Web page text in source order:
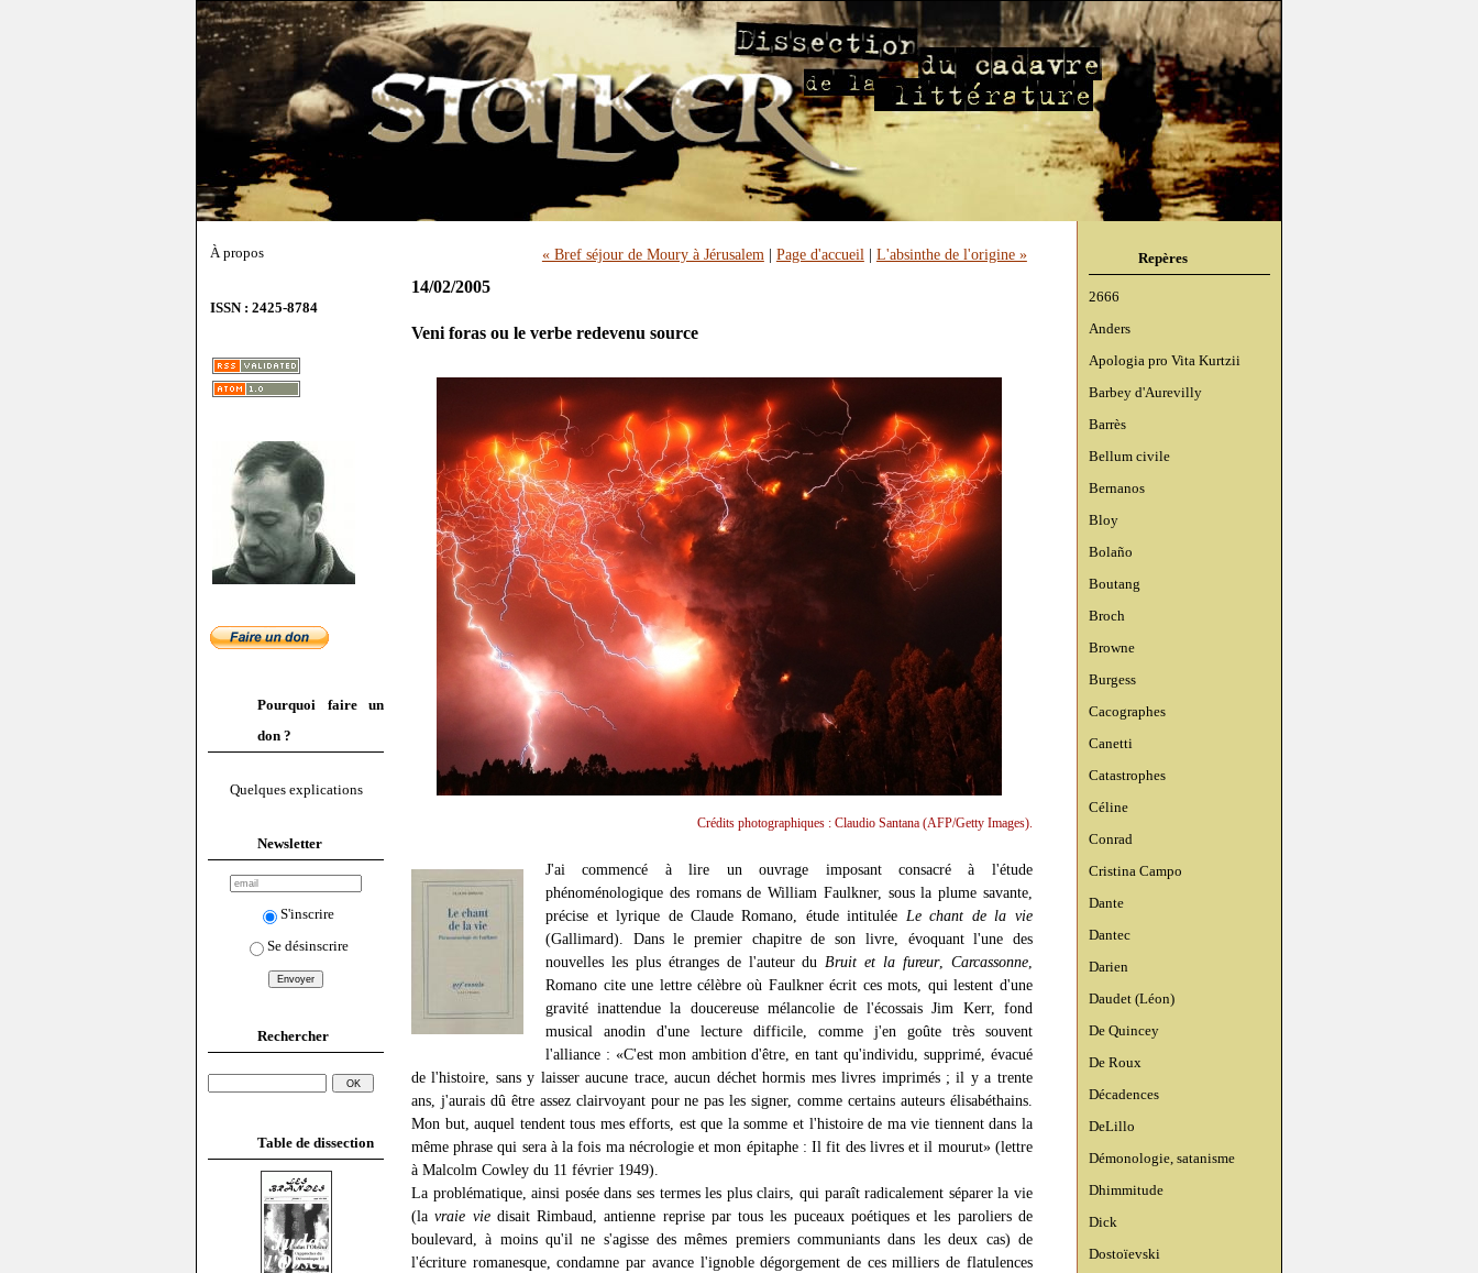
À propos
ISSN : 2425-8784
Pourquoi faire un
don ?
Quelques explications
Newsletter
S'inscrire
Se désinscrire
Rechercher
Table de dissection
Repères
2666
Anders
Apologia pro Vita Kurtzii
Barbey d'Aurevilly
Barrès
Bellum civile
Bernanos
Bloy
Bolaño
Boutang
Broch
Browne
Burgess
Cacographes
Canetti
Catastrophes
Céline
Conrad
Cristina Campo
Dante
Dantec
Darien
Daudet (Léon)
De Quincey
De Roux
Décadences
DeLillo
Démonologie, satanisme
Dhimmitude
Dick
Dostoïevski
« Bref séjour de Moury à Jérusalem | Page d'accueil | L'absinthe de l'origine »
14/02/2005
Veni foras ou le verbe redevenu source
Crédits photographiques : Claudio Santana (AFP/Getty Images).
J'ai commencé à lire un ouvrage imposant consacré à l'étude
phénoménologique des romans de William Faulkner, sous la plume savante,
précise et lyrique de Claude Romano, étude intitulée Le chant de la vie
(Gallimard). Dans le premier chapitre de son livre, évoquant l'une des
nouvelles les plus étranges de l'auteur du Bruit et la fureur, Carcassonne,
Romano cite une lettre célèbre où Faulkner écrit ces mots, qui lestent d'une
gravité inattendue la doucereuse mélancolie de l'écossais Jim Kerr, fond
musical anodin d'une lecture difficile, comme j'en goûte très souvent
l'alliance : «C'est mon ambition d'être, en tant qu'individu, supprimé, évacué
de l'histoire, sans y laisser aucune trace, aucun déchet hormis mes livres imprimés ; il y a trente
ans, j'aurais dû être assez clairvoyant pour ne pas les signer, comme certains auteurs élisabéthains.
Mon but, auquel tendent tous mes efforts, est que la somme et l'histoire de ma vie tiennent dans la
même phrase qui sera à la fois ma nécrologie et mon épitaphe : Il fit des livres et il mourut» (lettre
à Malcolm Cowley du 11 février 1949).
La problématique, ainsi posée dans ses termes les plus clairs, qui paraît radicalement séparer la vie
(lavraie viedisait Rimbaud, antienne reprise par tous les puceaux poétiques et les paroliers de
boulevard, à moins qu'il ne s'agisse des mêmes premiers communiants dans les deux cas) de
l'écriture romanesque, condamne par avance l'ignoble dégorgement de ces milliers de flatulences